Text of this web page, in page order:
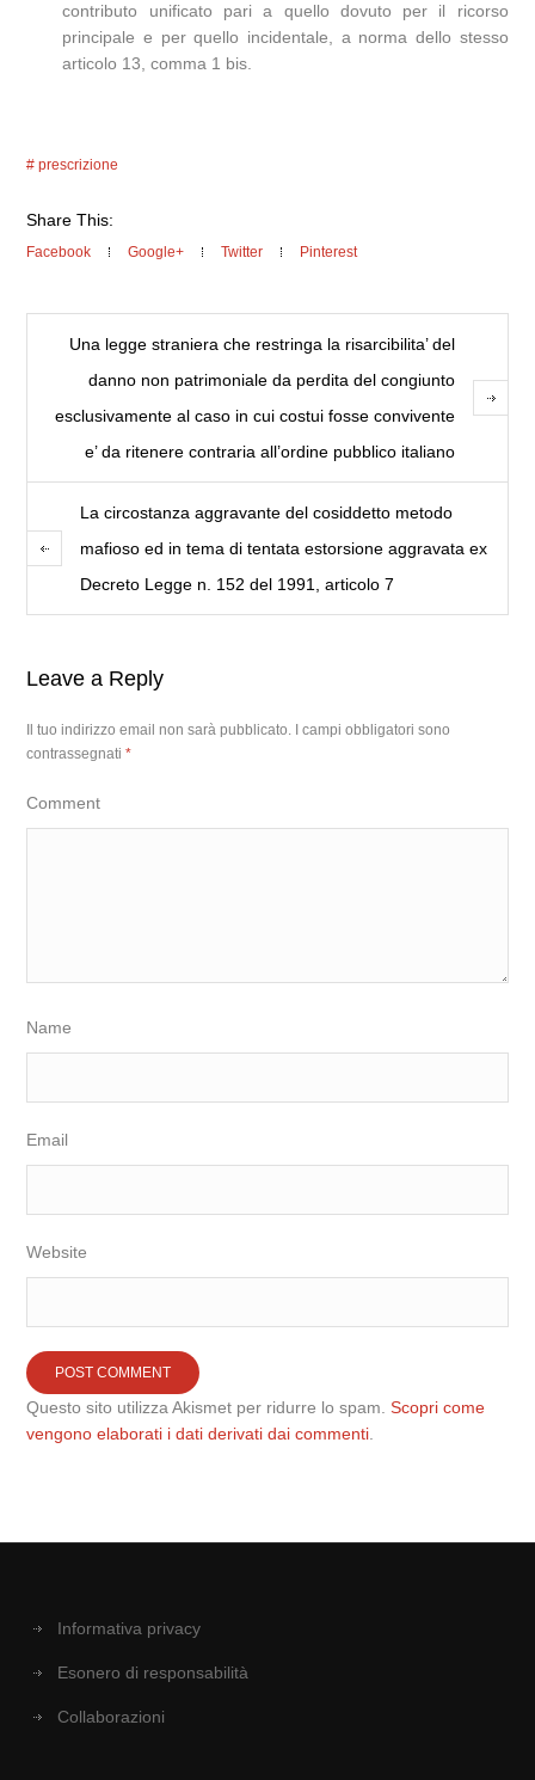
contributo unificato pari a quello dovuto per il ricorso
principale e per quello incidentale, a norma dello stesso
articolo 13, comma 1 bis.
prescrizione
Share This:
Facebook Google+ Twitter Pinterest
Una legge straniera che restringa la risarcibilita’ del
danno non patrimoniale da perdita del congiunto
esclusivamente al caso in cui costui fosse convivente
e’ da ritenere contraria all’ordine pubblico italiano
La circostanza aggravante del cosiddetto metodo
mafioso ed in tema di tentata estorsione aggravata ex
Decreto Legge n. 152 del 1991, articolo 7
Leave a Reply
Il tuo indirizzo email non sarà pubblicato.
I campi obbligatori sono
contrassegnati*
Comment
Name
Email
Website
Questo sito utilizza Akismet per ridurre lo spam.Scopri come
vengono elaborati i dati derivati dai commenti
Informativa privacy
Esonero di responsabilità
Collaborazioni